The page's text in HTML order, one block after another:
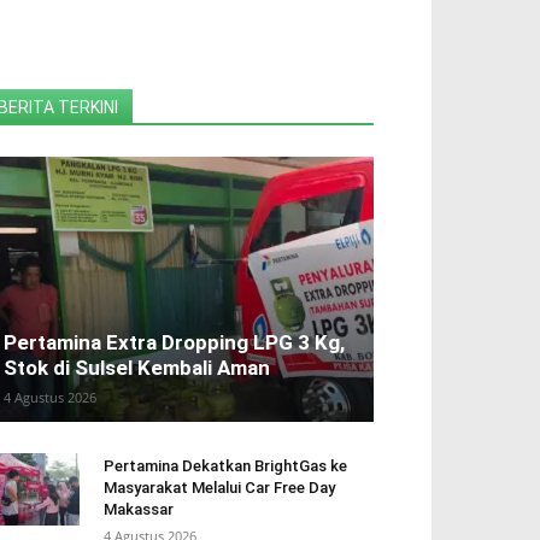
TERKINI
Pertamina Extra Dropping LPG 3 Kg,
Stok di Sulsel Kembali Aman
4 Agustus 2026
Pertamina Dekatkan BrightGas ke
Masyarakat Melalui Car Free Day
Makassar
4 Agustus 2026